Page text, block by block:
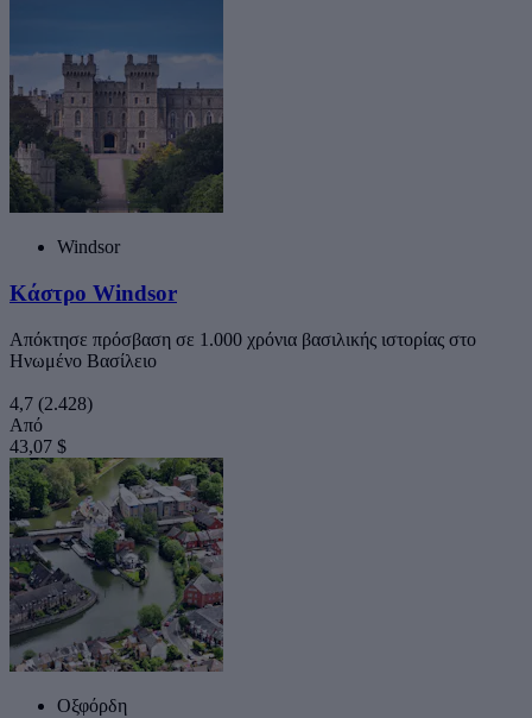
Windsor
Κάστρο Windsor
Απόκτησε πρόσβαση σε 1.000 χρόνια βασιλικής ιστορίας στο
Ηνωμένο Βασίλειο
4,7 (2.428)
Από
43,07 $
Οξφόρδη